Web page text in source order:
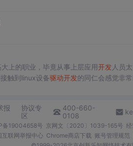
上的职业，毕竟从事上层应用开发人员
触到linux设备驱动开发的同仁会感觉非
报
协议专
区
400-660-
0108
备19004658号 京网文〔2020〕1039-165号
互联网举报中心 Chrome商店下载 账号管理规范